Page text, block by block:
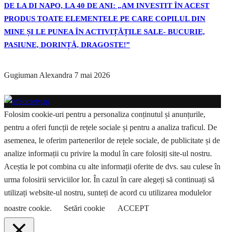
DE LA DI NAPO, LA 40 DE ANI: „AM INVESTIT ÎN ACEST
PRODUS TOATE ELEMENTELE PE CARE COPILUL DIN
MINE ȘI LE PUNEA ÎN ACTIVIȚĂȚILE SALE- BUCURIE,
PASIUNE, DORINȚĂ, DRAGOSTE!”
Gugiuman Alexandra 7 mai 2026
Folosim cookie-uri pentru a personaliza conținutul și anunțurile,
pentru a oferi funcții de rețele sociale și pentru a analiza traficul. De
asemenea, le oferim partenerilor de rețele sociale, de publicitate și de
analize informații cu privire la modul în care folosiți site-ul nostru.
Aceștia le pot combina cu alte informații oferite de dvs. sau culese în
urma folosirii serviciilor lor. În cazul în care alegeți să continuați să
utilizați website-ul nostru, sunteți de acord cu utilizarea modulelor
noastre cookie.
Setări cookie ACCEPT